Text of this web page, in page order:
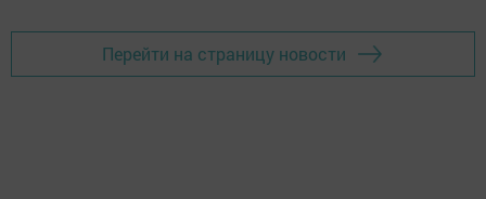
Перейти на страницу новости